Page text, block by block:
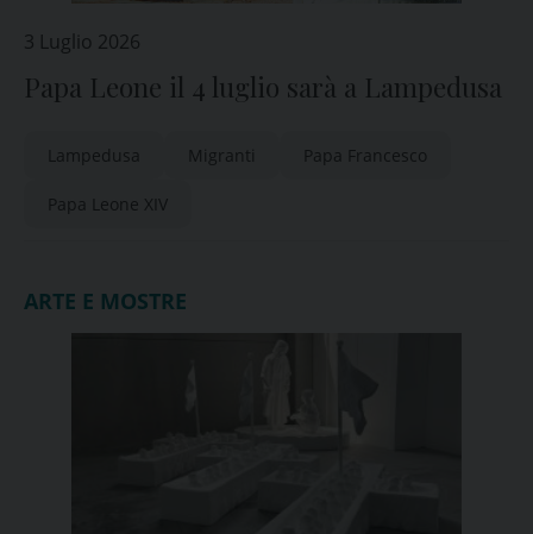
3 Luglio 2026
Papa Leone il 4 luglio sarà a Lampedusa
Lampedusa Migranti Papa Francesco
Papa Leone XIV
ARTE E MOSTRE